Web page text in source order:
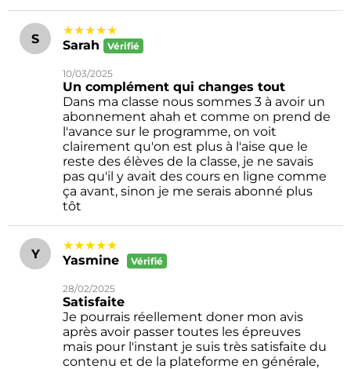
S
★★★★★
Sarah
Vérifié
10/03/2025
Un complément qui changes tout
Dans ma classe nous sommes 3 à avoir un
abonnement ahah et comme on prend de
l'avance sur le programme, on voit
clairement qu'on est plus à l'aise que le
reste des élèves de la classe, je ne savais
pas qu'il y avait des cours en ligne comme
ça avant, sinon je me serais abonné plus
tôt
Y
★★★★★
Yasmine
Vérifié
28/02/2025
Satisfaite
Je pourrais réellement doner mon avis
après avoir passer toutes les épreuves
mais pour l'instant je suis très satisfaite du
contenu et de la plateforme en générale,